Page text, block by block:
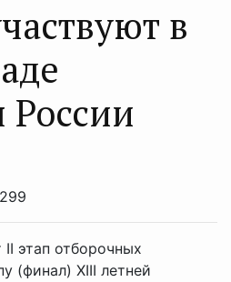
в
299
этап отборочных
(финал) XIII летней